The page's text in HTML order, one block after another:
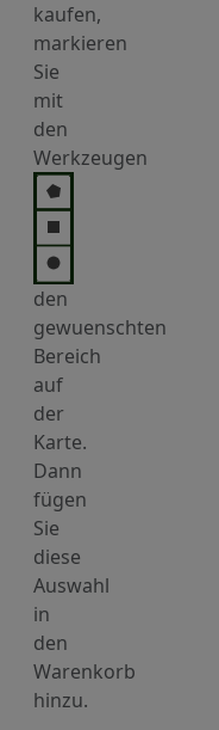
kaufen,
markieren
Sie
mit
den
Werkzeugen
den
gewuenschten
Bereich
auf
der
Karte.
Dann
fügen
Sie
diese
Auswahl
in
den
Warenkorb
hinzu.